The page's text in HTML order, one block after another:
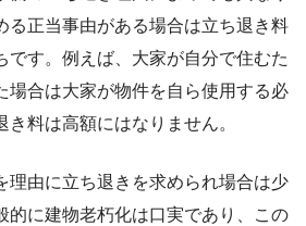
る正当事由がある場合は立ち退き料
です。例えば、大家が自分で住むた
場合は大家が物件を自ら使用する必
料は高額にはなりません。
理由に立ち退きを求められ場合は少
的に建物老朽化は口実であり、この